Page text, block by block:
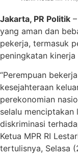
Jakarta, PR Politik
yang aman dan
pekerja, termasuk
peningkatan
“Perempuan
kesejahteraan
perekonomian
selalu menciptakan
diskriminasi
Ketua MPR RI
tertulisnya, Selasa